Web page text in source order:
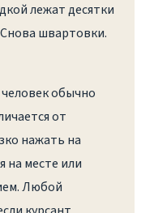
лежат десятки
швартовки.
обычно
от
нажать на
на месте или
Любой